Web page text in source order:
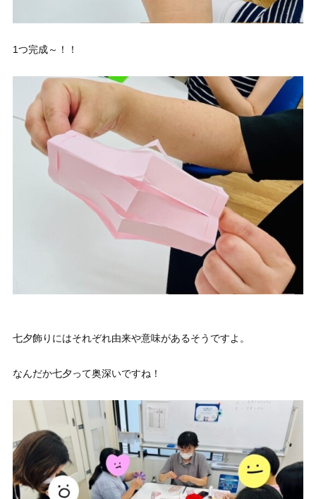
1つ完成～！！
七夕飾りにはそれぞれ由来や意味があるそうですよ。
なんだか七夕って奥深いですね！